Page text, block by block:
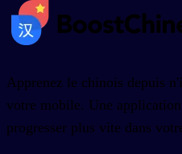
Apprenez le chinois depuis
votre mobile. Une
progresser plus vite dans